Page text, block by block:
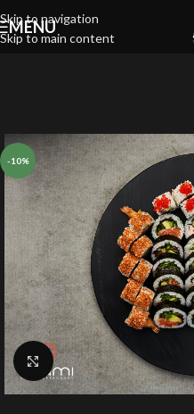
Skip to navigation
Skip to main content
MENU
-10%
Klik for at forstørre